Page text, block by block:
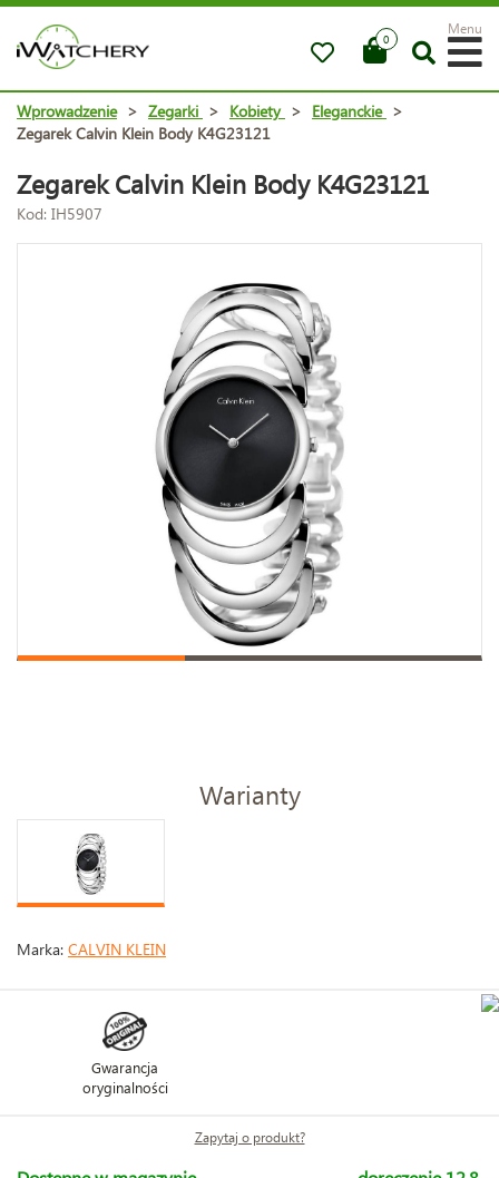
0
Menu
Wprowadzenie > Zegarki > Kobiety > Eleganckie >
Zegarek Calvin Klein Body K4G23121
Zegarek Calvin Klein Body K4G23121
Kod: IH5907
Warianty
Marka: CALVIN KLEIN
Gwarancja
oryginalności
Zapytaj o produkt?